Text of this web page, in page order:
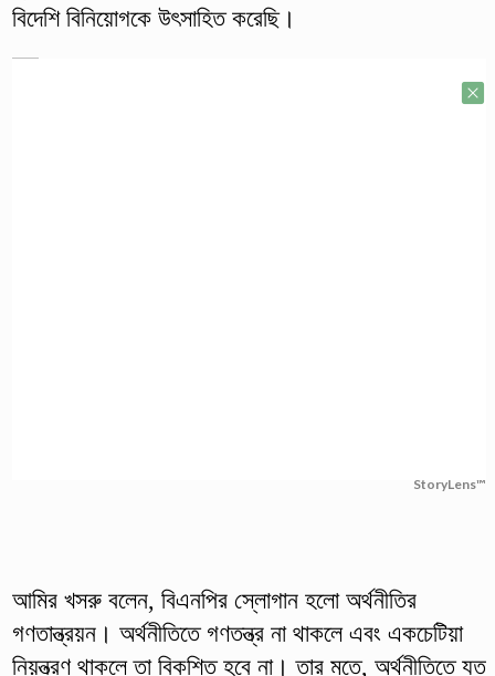
বিদেশি বিনিয়োগকে উৎসাহিত করেছি।
StoryLens™
আমির খসরু বলেন, বিএনপির স্লোগান হলো অর্থনীতির
গণতান্ত্রয়ন। অর্থনীতিতে গণতন্ত্র না থাকলে এবং একচেটিয়া
নিয়ন্ত্রণ থাকলে তা বিকশিত হবে না। তার মতে, অর্থনীতিতে যত